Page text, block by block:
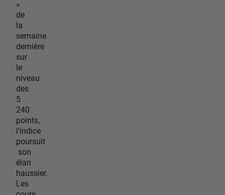
»
de
la
semaine
dernière
sur
le
niveau
des
5
240
points,
l’indice
poursuit
son
élan
haussier.
Les